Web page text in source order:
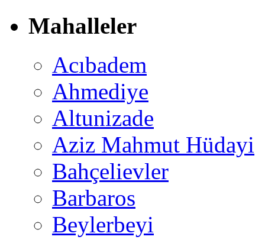
Mahalleler
Acıbadem
Ahmediye
Altunizade
Aziz Mahmut Hüdayi
Bahçelievler
Barbaros
Beylerbeyi